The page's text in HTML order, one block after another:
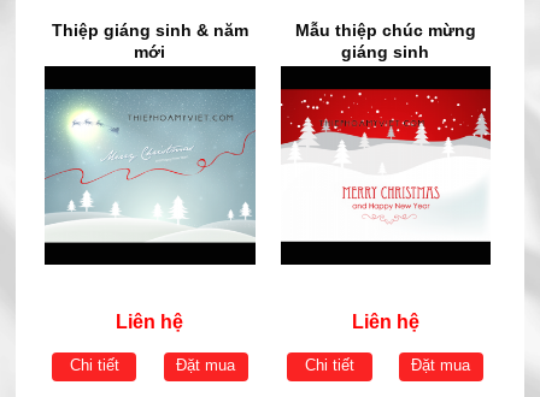
Thiệp giáng sinh & năm
mới
Liên hệ
Chi tiết Đặt mua
Mẫu thiệp chúc mừng
giáng sinh
Liên hệ
Chi tiết Đặt mua